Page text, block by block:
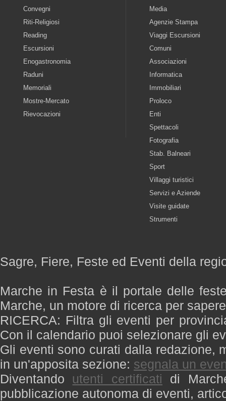
Convegni
Riti-Religiosi
Reading
Escursioni
Enogastronomia
Raduni
Memoriali
Mostre-Mercato
Rievocazioni
Media
Agenzie Stampa
Viaggi Escursioni
Comuni
Associazioni
Informatica
Immobiliari
Proloco
Enti
Spettacoli
Fotografia
Stab. Balneari
Sport
Villaggi turistici
Servizi e Aziende
Visite guidate
Strumenti
Sagre, Fiere, Feste ed Eventi della
Marche in Festa è il portale delle
Marche, un motore di ricerca per
RICERCA: Filtra gli eventi per
Con il calendario puoi selezionare gli
Gli eventi sono curati dalla redazione,
in un'apposita sezione: segnala un
Diventando utenti certificati di
pubblicazione autonoma di eventi,